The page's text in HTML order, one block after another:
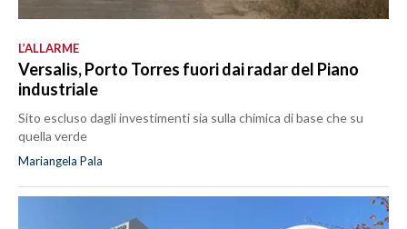
L’ALLARME
Versalis, Porto Torres fuori dai radar del Piano
industriale
Sito escluso dagli investimenti sia sulla chimica di base che su
quella verde
Mariangela Pala